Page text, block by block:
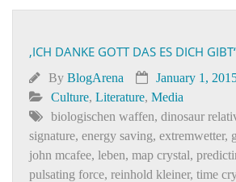
‚ICH DANKE GOTT DAS ES DICH GIBT‘
By BlogArena
January 1,
Culture, Literature, Media
biologischen waffen, dinosaur
signature, energy saving, extremwetter,
john mcafee, leben, map crystal,
pulsating force, reinhold kleiner, time